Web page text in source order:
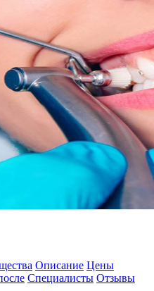
Описание Цены
Специалисты Отзывы